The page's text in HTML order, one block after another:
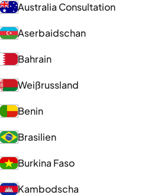
Australia Consultation
Aserbaidschan
Bahrain
Weißrussland
Benin
Brasilien
Burkina Faso
Kambodscha